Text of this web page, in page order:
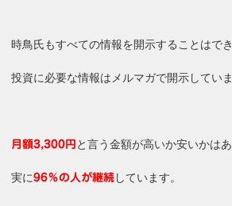
時鳥氏もすべての情報を開示することはで
投資に必要な情報はメルマガで開示していま
月額3,300円 と言う金額が高いか安いかは
実に96％の人が継続 しています。